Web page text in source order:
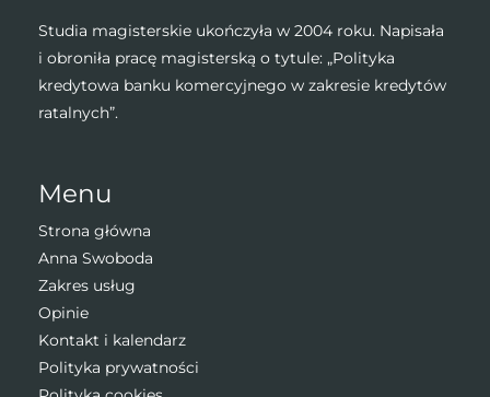
Studia magisterskie ukończyła w 2004 roku. Napisała
i obroniła pracę magisterską o tytule: „Polityka
kredytowa banku komercyjnego w zakresie kredytów
ratalnych”.
Menu
Strona główna
Anna Swoboda
Zakres usług
Opinie
Kontakt i kalendarz
Polityka prywatności